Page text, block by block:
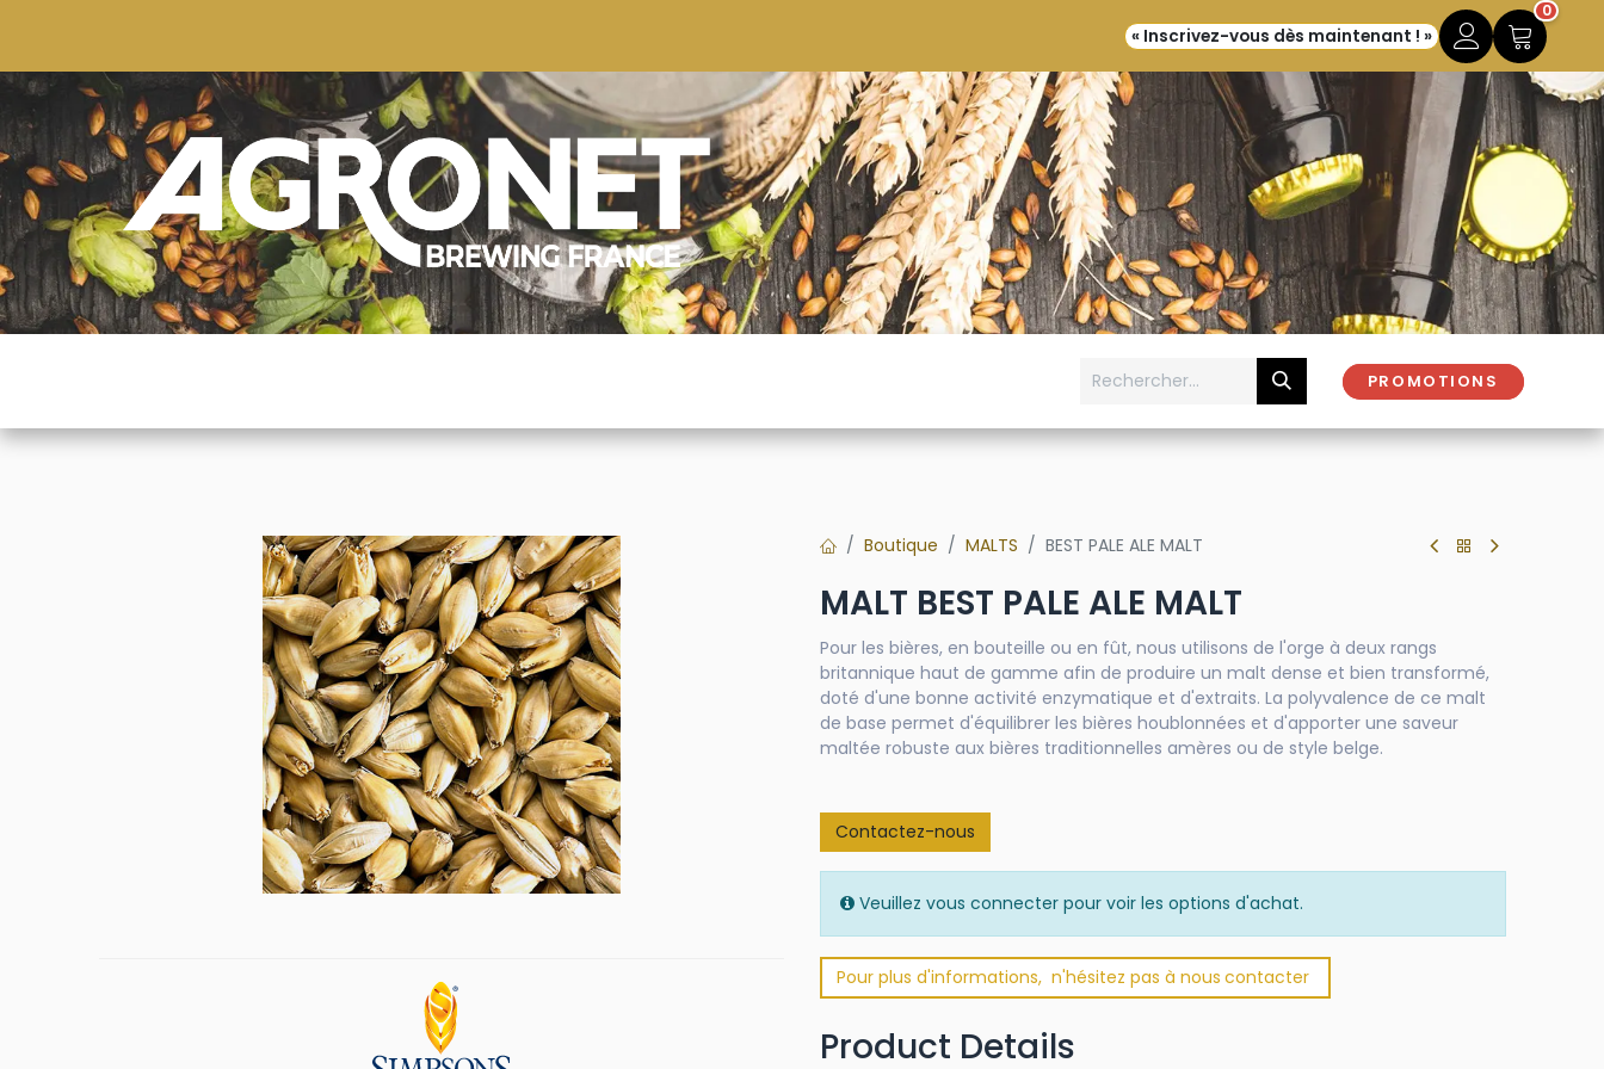
« Inscrivez-vous dès maintenant ! »
0
PROMOTIONS
Boutique MALTS BEST PALE ALE MALT
MALT BEST PALE ALE MALT
Pour les bières, en bouteille ou en fût, nous utilisons de l'orge à deux rangs
britannique haut de gamme afin de produire un malt dense et bien transformé,
doté d'une bonne activité enzymatique et d'extraits. La polyvalence de ce malt
de base permet d'équilibrer les bières houblonnées et d'apporter une saveur
maltée robuste aux bières traditionnelles amères ou de style belge.
Contactez-nous
Veuillez vous connecter pour voir les options d'achat.
Pour plus d'informations, n'hésitez pas à nous conta​​​​cter​​​
Product Details